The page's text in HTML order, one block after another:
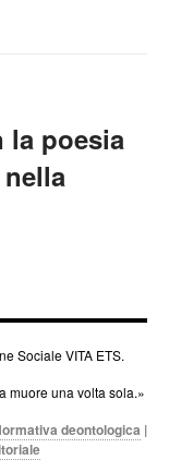
poesia
Sociale VITA ETS.
muore una volta sola.»
deontologica |